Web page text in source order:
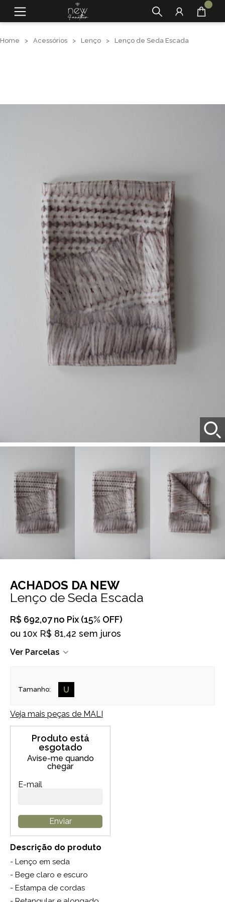
Home > Acessórios > Lenço > Lenço de Seda Escada
ACHADOS DA NEW
Lenço de Seda Escada
R$ 692,07no Pix (15% OFF)
ou 10x R$ 81,42 sem juros
Ver Parcelas
Tamanho: U
Veja mais peças de MALI
Produto está
esgotado
Avise-me quando
chegar
E-mail
Enviar
Descrição do produto
- Lenço em seda
- Bege claro e escuro
- Estampa de cordas